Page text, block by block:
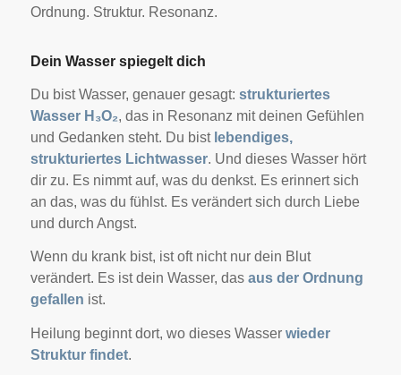
Ordnung. Struktur. Resonanz.
Dein Wasser spiegelt dich
Du bist Wasser, genauer gesagt: strukturiertes
Wasser H₃O₂, das in Resonanz mit deinen Gefühlen
und Gedanken steht. Du bist lebendiges,
strukturiertes Lichtwasser. Und dieses Wasser hört
dir zu. Es nimmt auf, was du denkst. Es erinnert sich
an das, was du fühlst. Es verändert sich durch Liebe
und durch Angst.
Wenn du krank bist, ist oft nicht nur dein Blut
verändert. Es ist dein Wasser, das aus der Ordnung
gefallen ist.
Heilung beginnt dort, wo dieses Wasser wieder
Struktur findet.